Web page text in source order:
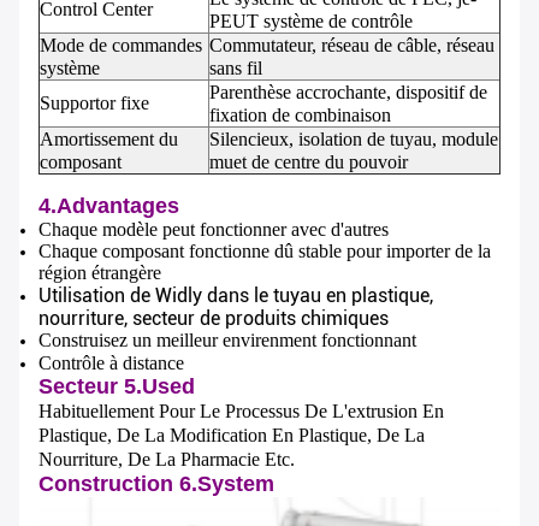
Control Center
PEUT système de contrôle
Mode de commandes
système
Commutateur, réseau de câble, réseau
sans fil
Supportor fixe
Parenthèse accrochante, dispositif de
fixation de combinaison
Amortissement du
composant
Silencieux, isolation de tuyau, module
muet de centre du pouvoir
4.Advantages
Chaque modèle peut fonctionner avec d'autres
Chaque composant fonctionne dû stable pour importer de la
région étrangère
Utilisation de Widly dans le tuyau en plastique,
nourriture, secteur de produits chimiques
Construisez un meilleur envirenment fonctionnant
Contrôle à distance
Secteur 5.Used
Habituellement Pour Le Processus De L'extrusion En
Plastique, De La Modification En Plastique, De La
Nourriture, De La Pharmacie Etc.
Construction 6.System